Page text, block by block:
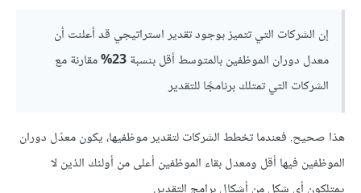
إن الشركات التي تتميز بوجود تقدير استراتيجي قد أعلنت أن
معدل دوران الموظفين بالمتوسط أقل بنسبة23%
مقارنة مع
الشركات التي تمتلك برنامجًا للتقدير
هذا صحيح. فعندما تخطط الشركات لتقدير موظفيها، يكون معدّل دوران
الموظفين فيها أقل ومعدل بقاء الموظفين أعلى من أولئك الذين لا